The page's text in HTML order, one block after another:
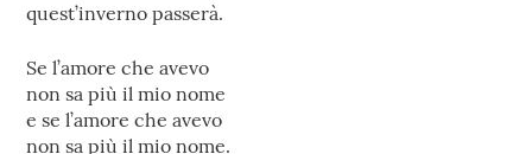
quest’inverno passerà.
Se l’amore che avevo
non sa più il mio nome
e se l’amore che avevo
non sa più il mio nome.